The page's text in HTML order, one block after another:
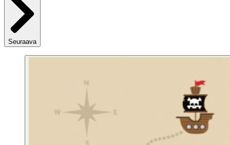
Seuraava